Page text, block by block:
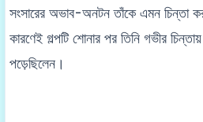
সংসারের অভাব-অনটন তাঁকে এমন চিন্তা
কারণেই গল্পটি শোনার পর তিনি গভীর
পড়েছিলেন।